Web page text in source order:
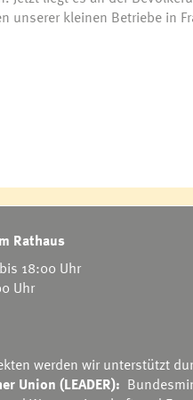
unserer kleinen Betriebe in
Rathaus
18:00 Uhr
Uhr
werden wir unterstützt
Union (LEADER):